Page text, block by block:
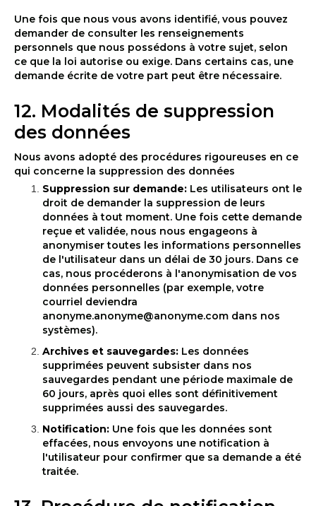
Une fois que nous vous avons identifié, vous pouvez
demander de consulter les renseignements
personnels que nous possédons à votre sujet, selon
ce que la loi autorise ou exige. Dans certains cas, une
demande écrite de votre part peut être nécessaire.
12. Modalités de suppression
des données
Nous avons adopté des procédures rigoureuses en ce
qui concerne la suppression des données
Suppression sur demande: Les utilisateurs ont le
droit de demander la suppression de leurs
données à tout moment. Une fois cette demande
reçue et validée, nous nous engageons à
anonymiser toutes les informations personnelles
de l'utilisateur dans un délai de 30 jours. Dans ce
cas, nous procéderons à l'anonymisation de vos
données personnelles (par exemple, votre
courriel deviendra
anonyme.anonyme@anonyme.com dans nos
systèmes).
Archives et sauvegardes: Les données
supprimées peuvent subsister dans nos
sauvegardes pendant une période maximale de
60 jours, après quoi elles sont définitivement
supprimées aussi des sauvegardes.
Notification: Une fois que les données sont
effacées, nous envoyons une notification à
l'utilisateur pour confirmer que sa demande a été
traitée.